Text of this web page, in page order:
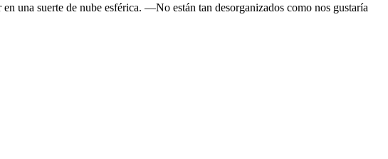
una suerte de nube esférica. —No están tan desorganizados como nos gustaría